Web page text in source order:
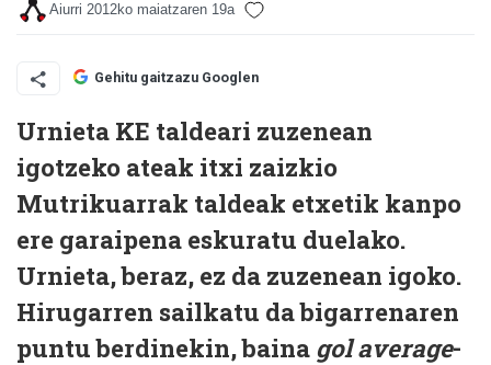
Aiurri 2012ko maiatzaren 19a
Gehitu gaitzazu Googlen
Urnieta KE taldeari zuzenean
igotzeko ateak itxi zaizkio
Mutrikuarrak taldeak etxetik kanpo
ere garaipena eskuratu duelako.
Urnieta, beraz, ez da zuzenean igoko.
Hirugarren sailkatu da bigarrenaren
puntu berdinekin, baina gol average-